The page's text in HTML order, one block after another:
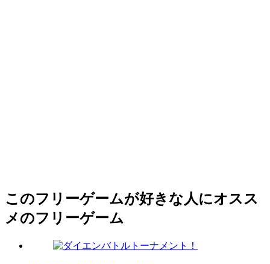
このフリーゲームが好きな人にオスス
メのフリーゲーム